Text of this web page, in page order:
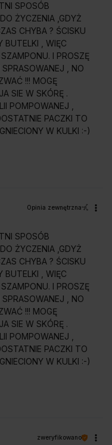
SPOSÓB
ŻYCZENIA ,GDYŻ
CHYBA ? ŚCISKU
BUTELKI , WIĘC
I PROSZĘ
, NO
!!! MOGĘ
SIE W SKÓRĘ .
POMPOWANEJ ,
PACZKI TO
W KULKI :-)
Opinia zewnętrzna
SPOSÓB
ŻYCZENIA ,GDYŻ
CHYBA ? ŚCISKU
BUTELKI , WIĘC
I PROSZĘ
, NO
!!! MOGĘ
SIE W SKÓRĘ .
POMPOWANEJ ,
PACZKI TO
W KULKI :-)
zweryfikowano